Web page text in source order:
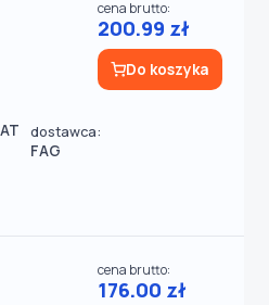
dostawca:
FAG
cena brutto:
200.99 zł
Do koszyka
cena brutto:
176.00 zł